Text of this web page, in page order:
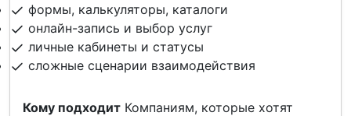
формы, калькуляторы, каталоги
онлайн-запись и выбор услуг
личные кабинеты и статусы
сложные сценарии взаимодействия
Кому подходит Компаниям, которые хотят